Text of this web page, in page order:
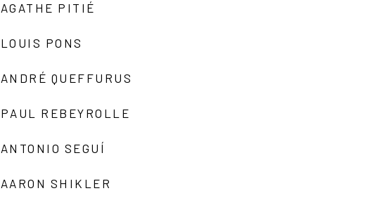
AGATHE PITIÉ
LOUIS PONS
ANDRÉ QUEFFURUS
PAUL REBEYROLLE
ANTONIO SEGUÍ
AARON SHIKLER